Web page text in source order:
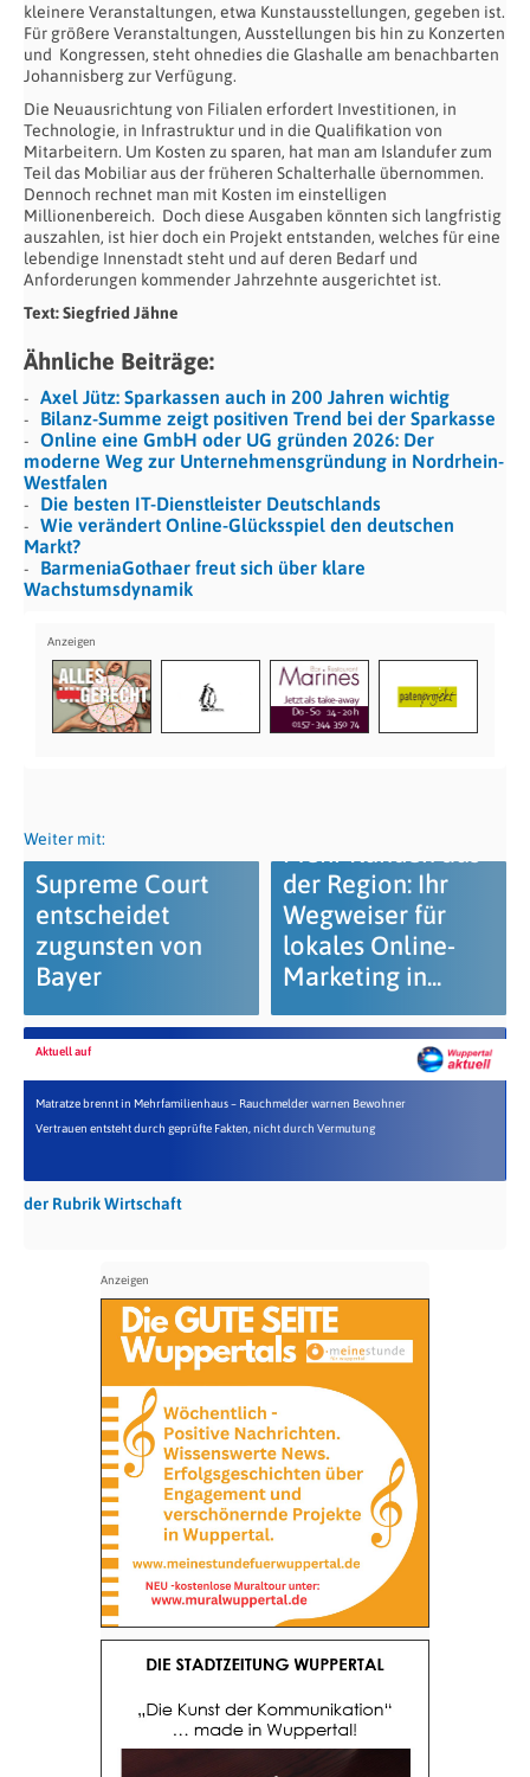
kleinere Veranstaltungen, etwa Kunstausstellungen, gegeben ist.
Für größere Veranstaltungen, Ausstellungen bis hin zu Konzerten
und Kongressen, steht ohnedies die Glashalle am benachbarten
Johannisberg zur Verfügung.
Die Neuausrichtung von Filialen erfordert Investitionen, in
Technologie, in Infrastruktur und in die Qualifikation von
Mitarbeitern. Um Kosten zu sparen, hat man am Islandufer zum
Teil das Mobiliar aus der früheren Schalterhalle übernommen.
Dennoch rechnet man mit Kosten im einstelligen
Millionenbereich. Doch diese Ausgaben könnten sich langfristig
auszahlen, ist hier doch ein Projekt entstanden, welches für eine
lebendige Innenstadt steht und auf deren Bedarf und
Anforderungen kommender Jahrzehnte ausgerichtet ist.
Text: Siegfried Jähne
Ähnliche Beiträge:
Axel Jütz: Sparkassen auch in 200 Jahren wichtig
Bilanz-Summe zeigt positiven Trend bei der Sparkasse
Online eine GmbH oder UG gründen 2026: Der
moderne Weg zur Unternehmensgründung in Nordrhein-
Westfalen
Die besten IT-Dienstleister Deutschlands
Wie verändert Online-Glücksspiel den deutschen
Markt?
BarmeniaGothaer freut sich über klare
Wachstumsdynamik
Weiter mit:
Supreme Court
entscheidet
zugunsten von
Bayer
der Region: Ihr
Wegweiser für
lokales Online-
Marketing in...
Aktuell auf
Matratze brennt in Mehrfamilienhaus – Rauchmelder warnen Bewohner
Vertrauen entsteht durch geprüfte Fakten, nicht durch Vermutung
der Rubrik Wirtschaft